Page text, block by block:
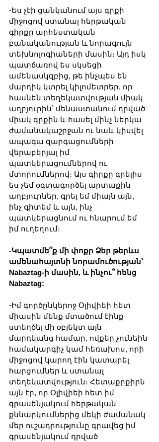
-Ես չէի ցանկանում այս գրքի
միջոցով ստանալ հերթական
գիրքը արհեստական
բանականության և նորագույն
տեխնոլոգիաների մասին։ Այդ իսկ
պատճառով ես սկսեցի
ամենասկզբից, թե ինչպես են
մարդիկ կտրել կիլոմետրեր, որ
հասնեն տեղեկատվության միակ
աղբյուրին՝ մենաստանում դրված
միակ գրքին և հասել մինչ ներկա
ժամանակաշրջան ու նաև կիսվել
ապագա զարգացումների
վերաբերյալ իմ
պատկերացումներով ու
մտորումներով։ Այս գիրքը գրելիս
ես չեմ օգտագործել արտաքին
աղբյուրներ, գրել եմ միայն այն,
ինչ գիտեմ և այն, ինչ
պատկերացնում ու հնարում եմ
իմ ուղեղում։
-Կպատմե՞ք մի փոքր Ձեր թերևս
ամենահայտնի նորամուծության՝
Nabaztag-ի մասին, և ինչու՞ հենց
Nabaztag:
-Իմ գործընկերոջ Օլիվիեի հետ
միասին մենք մտածում էինք
ստեղծել մի օբյեկտ այն
մարդկանց համար, ովքեր չունեին
համակարգիչ կամ հեռախոս, որի
միջոցով կարող էին կատարել
հարցումներ և ստանալ
տեղեկատվություն։ Հետաքրքիրն
այն էր, որ Օլիվիեի հետ իմ
գրասենյակում հերթական
քննարկումներից մեկի ժամանակ
մեր ուշադրությունը գրավեց իմ
գրասենյակում դրված